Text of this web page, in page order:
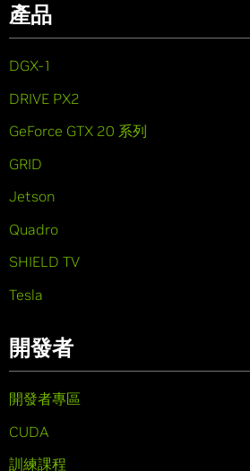
產品
DGX-1
DRIVE PX2
GeForce GTX 20 系列
GRID
Jetson
Quadro
SHIELD TV
Tesla
開發者
開發者專區
CUDA
訓練課程